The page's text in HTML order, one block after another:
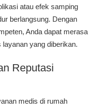
atau efek samping
berlangsung. Dengan
Anda dapat merasa
yang diberikan.
Reputasi
medis di rumah